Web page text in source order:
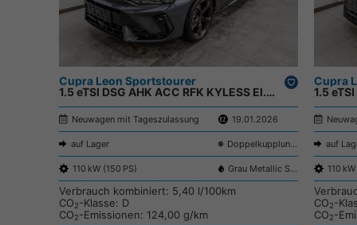
Cupra Leon Sportstourer
1.5 eTSI DSG AHK ACC RFK KYLESS El.Heckklappe ;
Drucken,
parken
Neuwagen mit Tageszulassung 19.01.2026
auf Lager
110 kW (150 PS)
Verbrauch kombiniert: 5,40 l/100km
CO2-Klasse: D
CO2-Emissionen: 124,00 g/km
Cupra
1.5
auf
110
CO2-
CO2-